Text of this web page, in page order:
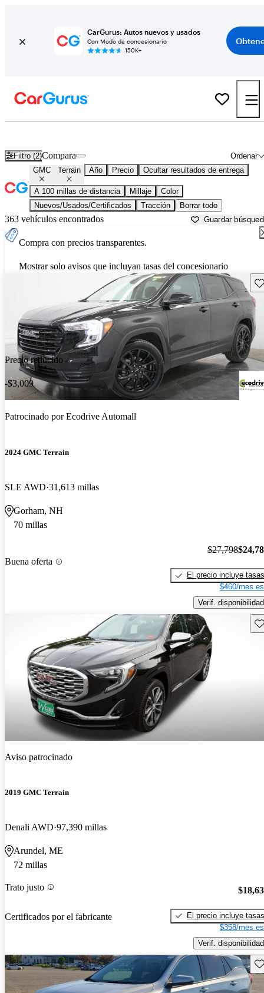
CarGurus: Autos nuevos y usados
Con Modo de concesionario
150K+
Filtro (2) Ordenar
Compara
GMC Terrain Año Precio Ocultar resultados de entrega
A 100 millas de distancia Millaje
Color
Nuevos/Usados/Certificados
Tracción Borrar todo
363 vehículos encontrados Guardar
Compra con precios transparentes.
Mostrar solo avisos que incluyan tasas del concesionario
Precio reducido
-$3,009
Patrocinado porEcodrive Automall
2024 GMC Terrain
SLE AWD 31,613 millas
Gorham, NH
70 millas
Buena oferta
$27,798
El precio incluye tasas
$460/mes
Verif. disponibilidad
Aviso patrocinado
2019 GMC Terrain
Denali AWD 97,390 millas
Arundel, ME
72 millas
Trato justo
Certificados por el fabricante
El precio incluye tasas
$358/mes
Verif. disponibilidad